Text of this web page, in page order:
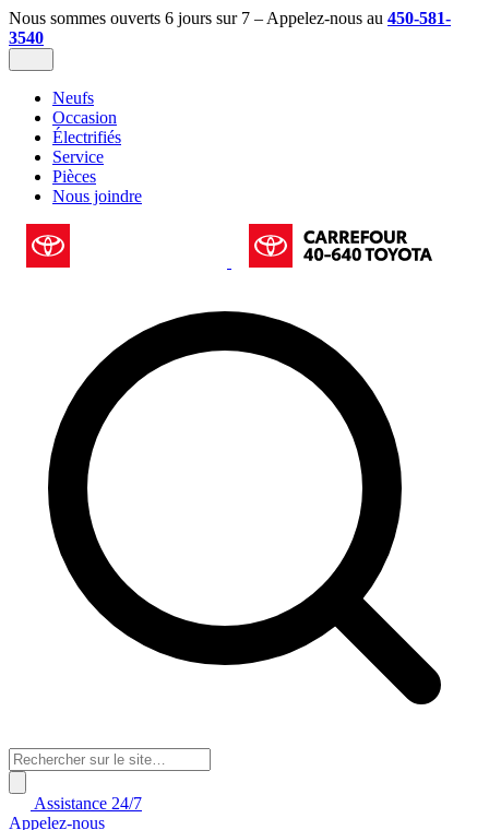
Nous sommes ouverts 6 jours sur 7 – Appelez-nous au 450-581-
3540
Neufs
Occasion
Électrifiés
Service
Pièces
Nous joindre
Assistance 24/7
Appelez-nous